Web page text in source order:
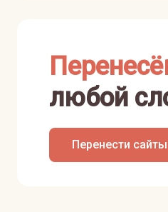
любой
Перенести